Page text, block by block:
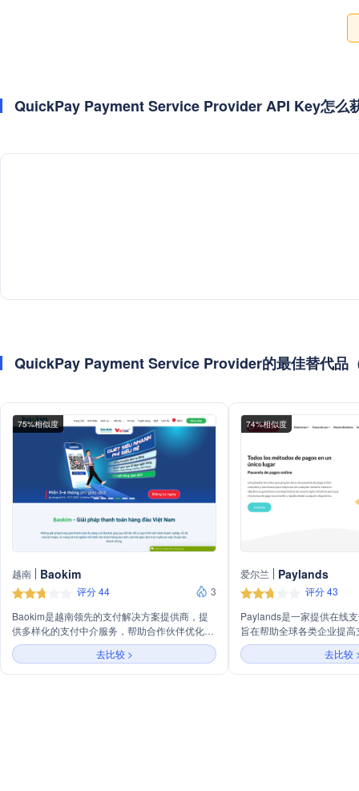
QuickPay Payment Service Provider API Key怎么
QuickPay Payment Service Provider的最佳替代品
75%相似度
越南 Baokim
评分 44
3
Baokim是越南领先的支付解决方案提供商，提
供多样化的支付中介服务，帮助合作伙伴优化业
务流程，最大化利润，并为客户提供基于安全、
便捷、快速在线交易承诺的最佳体验。
去比较 >
74%相似度
爱尔兰 Paylands
评分 43
Paylands是一家提供在线
旨在帮助全球各类企业提
公司主营业务包括为中小
店、餐厅、市场平台和债
的支付服务。Paylands支
去比较